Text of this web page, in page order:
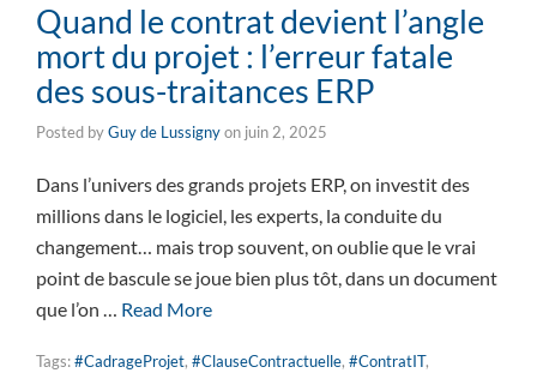
Quand le contrat devient l’angle
mort du projet : l’erreur fatale
des sous-traitances ERP
Posted byGuy de Lussignyon juin 2, 2025
Dans l’univers des grands projets ERP, on investit des
millions dans le logiciel, les experts, la conduite du
changement… mais trop souvent, on oublie que le vrai
point de bascule se joue bien plus tôt, dans un document
que l’on … Read More
Tags:#CadrageProjet, #ClauseContractuelle, #ContratIT,